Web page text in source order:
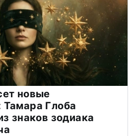
новые
Глоба
знаков зодиака